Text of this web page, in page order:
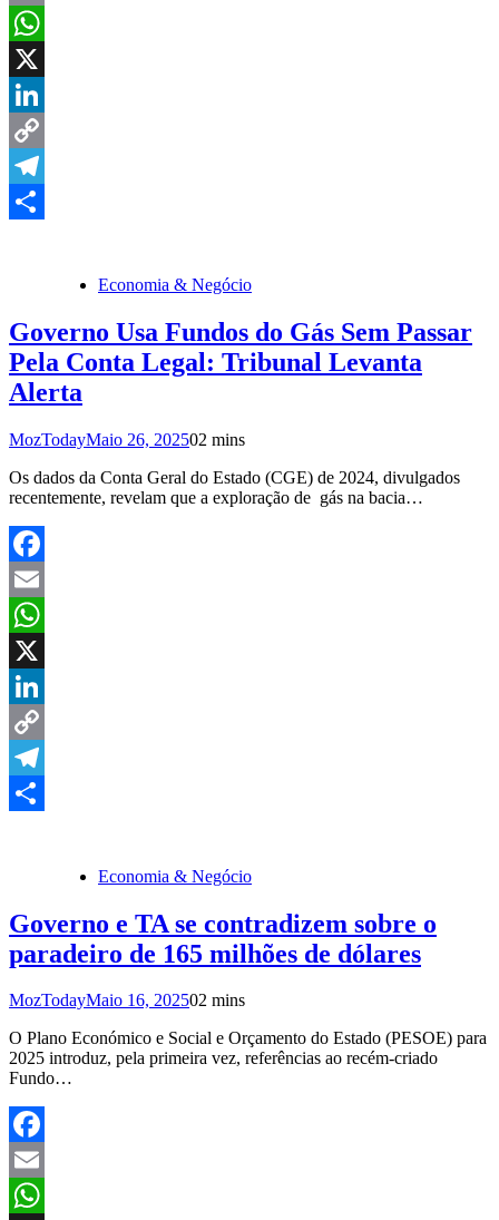
Email
WhatsApp
X
LinkedIn
Copy
Link
Telegram
Economia & Negócio
Governo Usa Fundos do Gás Sem Passar
Pela Conta Legal: Tribunal Levanta
Alerta
MozTodayMaio 26, 202502 mins
Os dados da Conta Geral do Estado (CGE) de 2024, divulgados
recentemente, revelam que a exploração de gás na bacia…
Facebook
Email
WhatsApp
X
LinkedIn
Copy
Link
Telegram
Economia & Negócio
Governo e TA se contradizem sobre o
paradeiro de 165 milhões de dólares
MozTodayMaio 16, 202502 mins
O Plano Económico e Social e Orçamento do Estado (PESOE) para
2025 introduz, pela primeira vez, referências ao recém-criado
Fundo…
Facebook
Email